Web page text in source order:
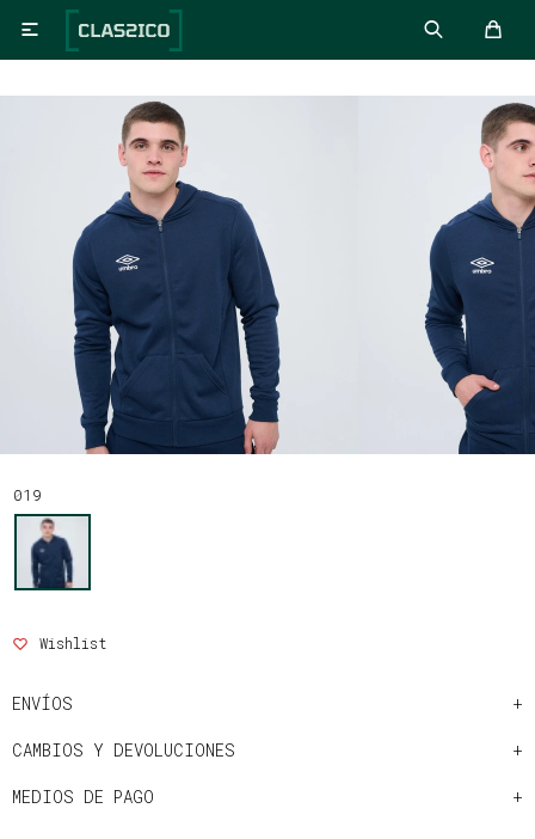

019
ENVÍOS
CAMBIOS Y DEVOLUCIONES
MEDIOS DE PAGO